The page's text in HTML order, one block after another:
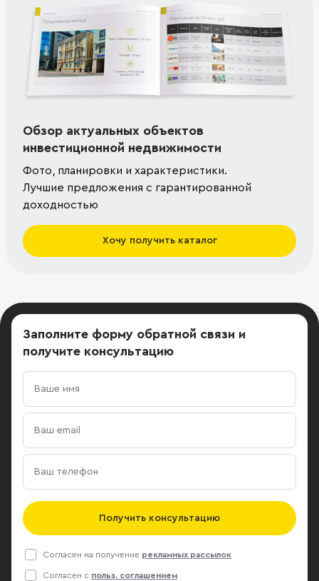
Обзор актуальных объектов
инвестиционной недвижимости
Фото, планировки и характеристики.
Лучшие предложения с гарантированной
доходностью
Хочу получить каталог
Заполните форму обратной связи и
получите консультацию
Получить консультацию
Согласен на получение рекламных рассылок
Согласен с польз. соглашением